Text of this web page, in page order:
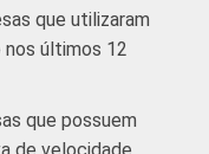
71 27
que utilizaram
nos últimos 12
que possuem